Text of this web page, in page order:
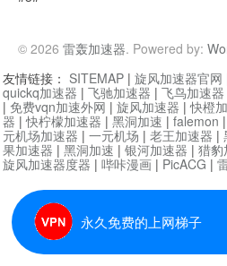
© 2026 雷轰加速器. Powered by:
永久免费的上网梯子
友情链接： SITEMAP | 旋风加速器官网
quickq加速器 | 飞驰加速器 | 飞鸟加速器
| 免费vqn加速外网 | 旋风加速器 |快橙
器 |快柠檬加速器 | 黑洞加速 | falemon
元机场加速器 | 一元机场 | 老王加速器 |
果加速器 | 黑洞加速 | 银河加速器 | 猎豹
旋风加速器度器 | 哔咔漫画 | PicACG |